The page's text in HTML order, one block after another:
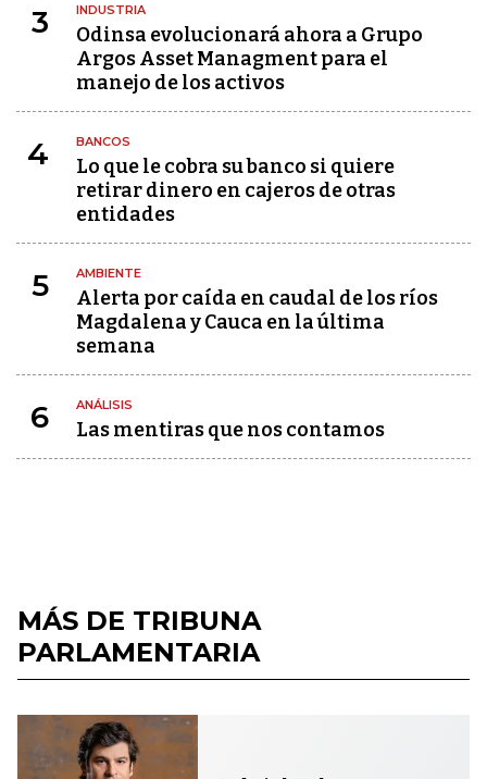
3 INDUSTRIA
Odinsa evolucionará ahora a Grupo
Argos Asset Managment para el
manejo de los activos
4 BANCOS
Lo que le cobra su banco si quiere
retirar dinero en cajeros de otras
entidades
5 AMBIENTE
Alerta por caída en caudal de los ríos
Magdalena y Cauca en la última
semana
6 ANÁLISIS
Las mentiras que nos contamos
MÁS DE TRIBUNA
PARLAMENTARIA